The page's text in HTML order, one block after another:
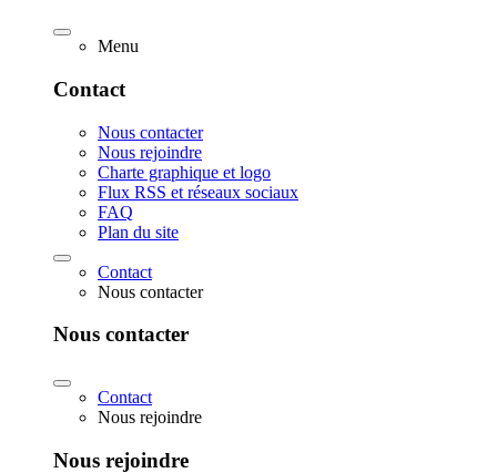
Menu
Contact
Nous contacter
Nous rejoindre
Charte graphique et logo
Flux RSS et réseaux sociaux
FAQ
Plan du site
Contact
Nous contacter
Nous contacter
Contact
Nous rejoindre
Nous rejoindre